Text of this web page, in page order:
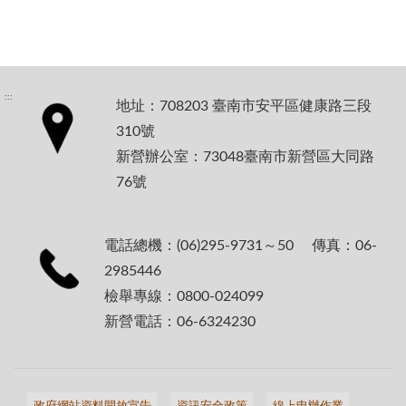
:::
地址：708203 臺南市安平區健康路三段
310號
新營辦公室：73048臺南市新營區大同路
76號
電話總機：(06)295-9731～50 傳真：06-
2985446
檢舉專線：0800-024099
新營電話：06-6324230